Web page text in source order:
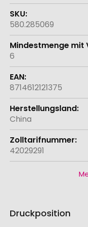
580.285069
6
8714612121375
China
42029291
Druckposition